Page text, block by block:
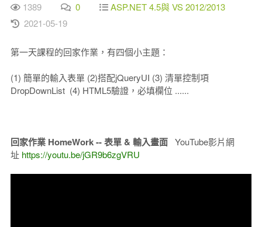
1389 0
ASP.NET 4.5與 VS 2012/2013
2021-05-19
第一天課程的回家作業，有四個小主題：
(1) 簡單的輸入表單 (2)搭配jQueryUI (3) 清單控制項
DropDownList (4) HTML5驗證，必填欄位 ......
回家作業 HomeWork -- 表單 & 輸入畫面 YouTube影片網
址 https://youtu.be/jGR9b6zgVRU